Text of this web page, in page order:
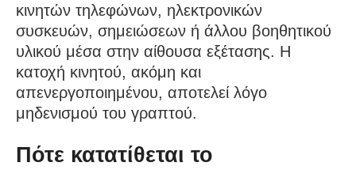
κινητών τηλεφώνων, ηλεκτρονικών
συσκευών, σημειώσεων ή άλλου βοηθητικού
υλικού μέσα στην αίθουσα εξέτασης. Η
κατοχή κινητού, ακόμη και
απενεργοποιημένου, αποτελεί λόγο
μηδενισμού του γραπτού.
Πότε κατατίθεται το